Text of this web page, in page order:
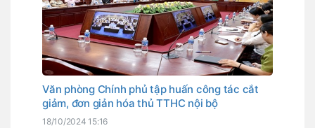
Văn phòng Chính phủ tập huấn công tác cắt
giảm, đơn giản hóa thủ TTHC nội bộ
18/10/2024 15:16